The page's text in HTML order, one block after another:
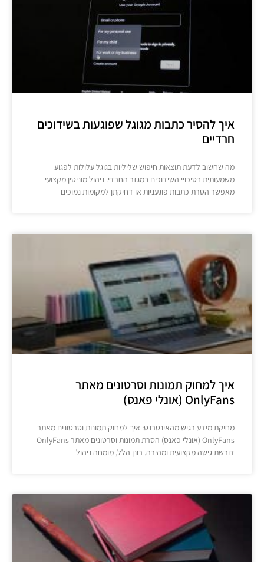
איך להסיר כתבות מגוגל שפוגעות בשידוכים
חרדיים
מה שחשוב לדעת תוצאות חיפוש שליליות בגוגל עלולות לפגוע
משמעותית בסיכויי השידוכים במגזר החרדי. ניהול מוניטין מקצועי
מאפשר הסרת כתבות פוגעניות או דחיקתן למקומות נמוכים
איך למחוק תמונות וסרטונים מאתר
OnlyFans (אונלי פאנס)
מחיקת מידע רגיש מהאינטרנט: איך למחוק תמונות וסרטונים מאתר
OnlyFans (אונלי פאנס) הסרת תמונות וסרטונים מאתר OnlyFans
דורשת גישה מקצועית ומהירה. רונן הלל, מומחה ניהול